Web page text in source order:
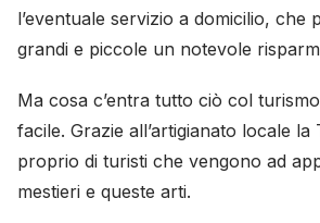
l’eventuale servizio a domicilio, che
grandi e piccole un notevole
Ma cosa c’entra tutto ciò col
facile. Grazie all’artigianato locale la
proprio di turisti che vengono ad
mestieri e queste arti.